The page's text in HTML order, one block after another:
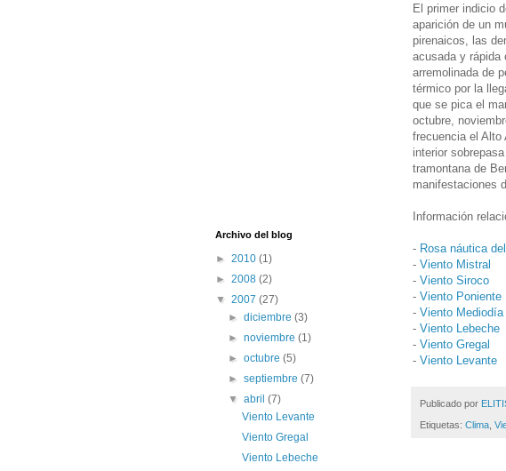
El primer indicio
aparición de un
pirenaicos, las
acusada y rápida
arremolinada de
térmico por la
que se pica el
octubre,
frecuencia el Alto
interior
tramontana de
manifestaciones
Información
- Rosa náutica
- Viento Mistral
- Viento Siroco
- Viento Poniente
- Viento Mediodía
- Viento Lebeche
- Viento Gregal
- Viento Levante
Publicado por
Etiquetas: Clima
Archivo del blog
► 2010 (1)
► 2008 (2)
▼ 2007 (27)
►diciembre(3)
►noviembre(1)
►octubre(5)
►septiembre(7)
▼abril(7)
Viento Levante
Viento Gregal
Viento Lebeche